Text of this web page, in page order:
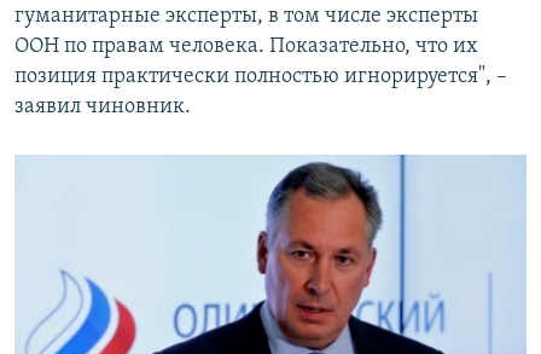
гуманитарные эксперты, в том числе эксперты
ООН по правам человека. Показательно, что их
позиция практически полностью игнорируется", –
заявил чиновник.